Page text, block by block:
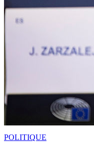
POLITIQUE